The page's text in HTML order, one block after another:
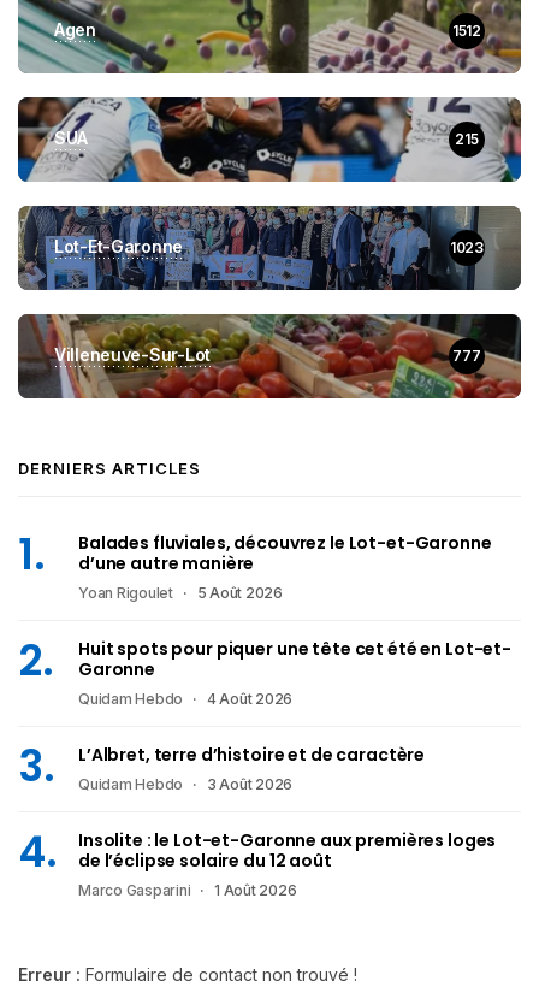
Agen 1512
SUA 215
Lot-Et-Garonne 1023
Villeneuve-Sur-Lot 777
DERNIERS ARTICLES
Balades fluviales, découvrez le Lot-et-Garonne
d’une autre manière
Yoan Rigoulet 5 Août 2026
Huit spots pour piquer une tête cet été en Lot-et-
Garonne
Quidam Hebdo 4 Août 2026
L’Albret, terre d’histoire et de caractère
Quidam Hebdo 3 Août 2026
Insolite : le Lot-et-Garonne aux premières loges
de l’éclipse solaire du 12 août
Marco Gasparini 1 Août 2026
Erreur : Formulaire de contact non trouvé !